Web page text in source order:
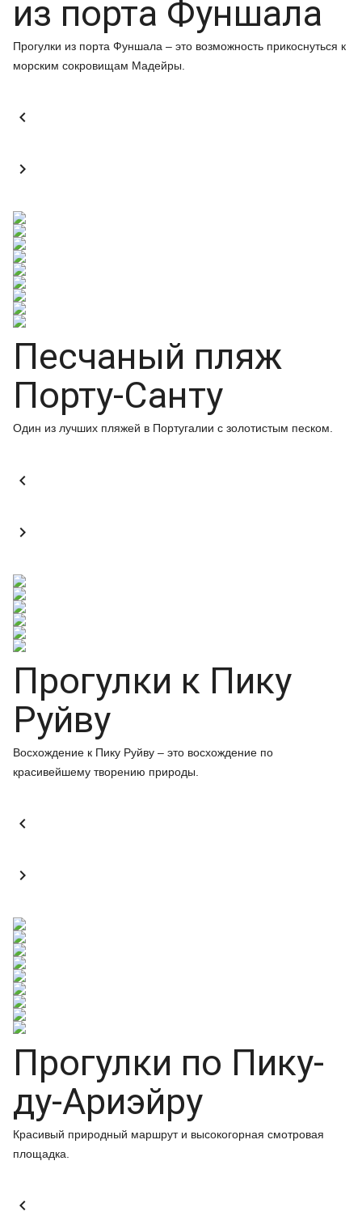
из порта Фуншала
Прогулки из порта Фуншала – это возможность прикоснуться к
морским сокровищам Мадейры.


Песчаный пляж
Порту-Санту
Один из лучших пляжей в Португалии с золотистым песком.


Прогулки к Пику
Руйву
Восхождение к Пику Руйву – это восхождение по
красивейшему творению природы.


Прогулки по Пику-
ду-Ариэйру
Красивый природный маршрут и высокогорная смотровая
площадка.
